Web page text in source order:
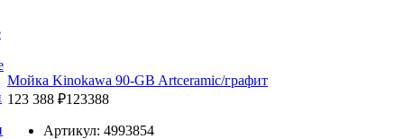
Мойка Kinokawa 90-GB Artceramic/графит
123 388 ₽123388
Артикул: 4993854